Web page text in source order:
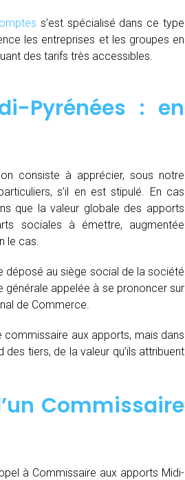
s’est spécialisé dans ce type
les entreprises et les groupes en
des tarifs très accessibles.
Pyrénées : en
consiste à apprécier, sous notre
s’il en est stipulé. En cas
que la valeur globale des apports
sociales à émettre, augmentée
le cas.
déposé au siège social de la société
générale appelée à se prononcer sur
de Commerce.
aux apports, mais dans
tiers, de la valeur qu’ils attribuent
Commissaire
à Commissaire aux apports Midi-